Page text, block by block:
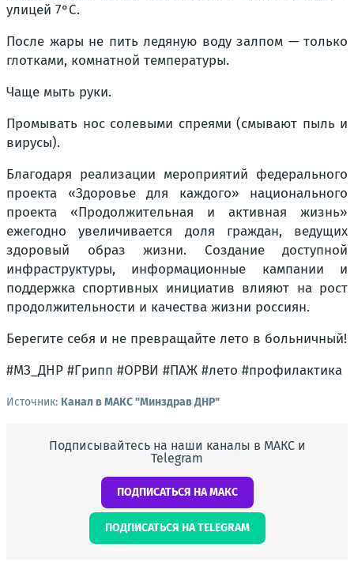
улицей 7°C.
После жары не пить ледяную воду залпом — только
глотками, комнатной температуры.
Чаще мыть руки.
Промывать нос солевыми спреями (смывают пыль и
вирусы).
Благодаря реализации мероприятий федерального
проекта «Здоровье для каждого» национального
проекта «Продолжительная и активная жизнь»
ежегодно увеличивается доля граждан, ведущих
здоровый образ жизни. Создание доступной
инфраструктуры, информационные кампании и
поддержка спортивных инициатив влияют на рост
продолжительности и качества жизни россиян.
Берегите себя и не превращайте лето в больничный!
#МЗ_ДНР #Грипп #ОРВИ #ПАЖ #лето #профилактика
Источник: Канал в МАКС "Минздрав ДНР"
Подписывайтесь на наши каналы в МАКС и
Telegram
ПОДПИСАТЬСЯ НА МАКС
ПОДПИСАТЬСЯ НА TELEGRAM